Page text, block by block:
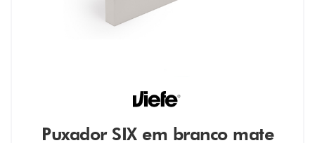
Puxador SIX em branco mate